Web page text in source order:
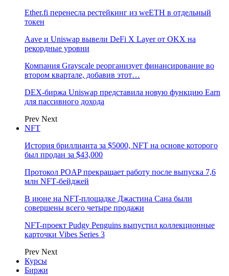
Ether.fi перенесла рестейкинг из weETH в отдельный
токен
Aave и Uniswap вывели DeFi X Layer от OKX на
рекордные уровни
Компания Grayscale реорганизует финансирование во
втором квартале, добавив этот…
DEX-биржа Uniswap представила новую функцию Earn
для пассивного дохода
Prev Next
NFT
История бриллианта за $5000, NFT на основе которого
был продан за $43,000
Протокол POAP прекращает работу после выпуска 7,6
млн NFT‑бейджей
В июне на NFT-площадке Джастина Сана были
совершены всего четыре продажи
NFT-проект Pudgy Penguins выпустил коллекционные
карточки Vibes Series 3
Prev Next
Курсы
Биржи